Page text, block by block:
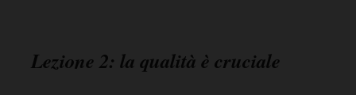
Lezione 2: la qualità è cruciale